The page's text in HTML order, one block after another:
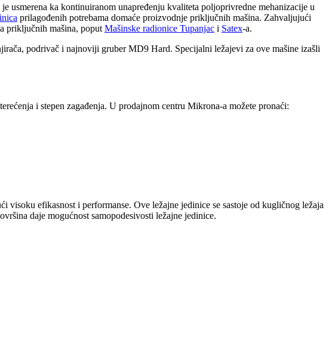
ka kontinuiranom unapređenju kvaliteta poljoprivredne mehanizacije u
prilagođenih potrebama domaće proizvodnje priključnih mašina. Zahvaljujući
priključnih mašina, poput Mašinske radionice Tupanjac i Satex-a.
podrivač i najnoviji gruber MD9 Hard. Specijalni ležajevi za ove mašine izašli
i stepen zagađenja. U prodajnom centru Mikrona-a možete pronaći:
efikasnost i performanse. Ove ležajne jedinice se sastoje od kugličnog ležaja
daje mogućnost samopodesivosti ležajne jedinice.